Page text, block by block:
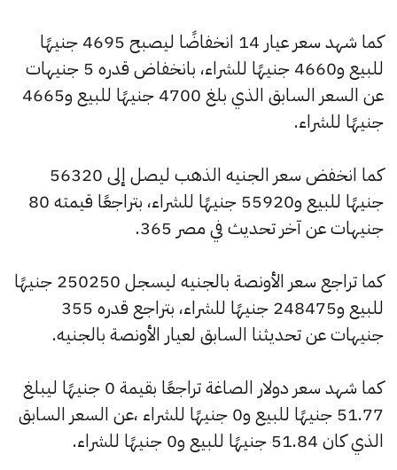
كما شهد سعر عيار 14 انخفاضًا ليصبح 4695 جنيهًا
للبيع و4660 جنيهًا للشراء، بانخفاض قدره 5 جنيهات
عن السعر السابق الذي بلغ 4700 جنيهًا للبيع و4665
جنيهًا للشراء.
كما انخفض سعر الجنيه الذهب ليصل إلى 56320
جنيهًا للبيع و55920 جنيهًا للشراء، بتراجعًا قيمته 80
جنيهات عن آخر تحديث في مصر 365.
كما تراجع سعر الأونصة بالجنيه ليسجل 250250 جنيهًا
للبيع و248475 جنيهًا للشراء، بتراجع قدره 355
جنيهات عن تحديثنا السابق لعيار الأونصة بالجنيه.
كما شهد سعر دولار الصاغة تراجعًا بقيمة 0 جنيهًا ليبلغ
51.77 جنيهًا للبيع و0 جنيهًا للشراء ،عن السعر السابق
الذي كان 51.84 جنيهًا للبيع و0 جنيهًا للشراء.